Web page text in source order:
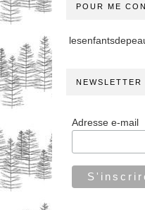
POUR ME
NEWSLETTER
Adresse e-mail